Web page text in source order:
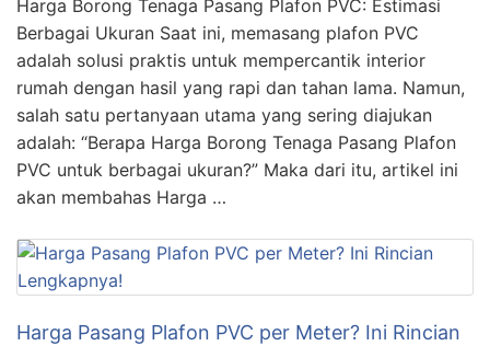
Harga Borong Tenaga Pasang Plafon PVC: Estimasi
Berbagai Ukuran Saat ini, memasang plafon PVC
adalah solusi praktis untuk mempercantik interior
rumah dengan hasil yang rapi dan tahan lama. Namun,
salah satu pertanyaan utama yang sering diajukan
adalah: “Berapa Harga Borong Tenaga Pasang Plafon
PVC untuk berbagai ukuran?” Maka dari itu, artikel ini
akan membahas Harga …
Harga Pasang Plafon PVC per Meter? Ini Rincian